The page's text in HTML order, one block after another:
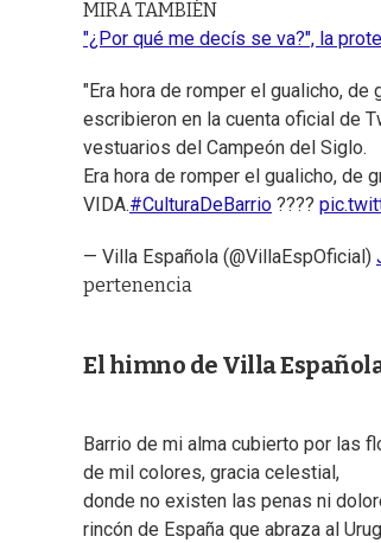
MIRA TAMBIÉN
"¿Por qué me decís se va?", la
"Era hora de romper el gualicho, de
escribieron en la cuenta oficial de
vestuarios del Campeón del Siglo.
Era hora de romper el gualicho, de
VIDA.#CulturaDeBarrio ????
— Villa Española (@VillaEspOficial)
pertenencia
El himno de Villa
Barrio de mi alma cubierto por las
de mil colores, gracia celestial,
donde no existen las penas ni
rincón de España que abraza al